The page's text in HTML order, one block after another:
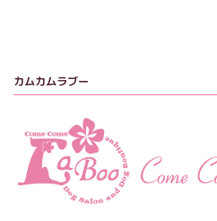
カムカムラブー